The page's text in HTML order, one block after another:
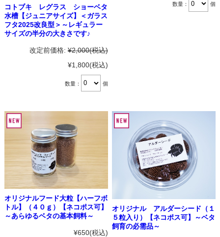
コトブキ レグラス ショーベタ
水槽【ジュニアサイズ】＜ガラス
フタ2025改良型＞～レギュラー
サイズの半分の大きさです♪
改定前価格: ¥2,000(税込)
¥1,800(税込)
数量： 個
数量： 個
オリジナルフード大粒【ハーフボ
トル】（４０ｇ）【ネコポス可】
～あらゆるベタの基本飼料～
¥650(税込)
オリジナル アルダーシード（１
５粒入り）【ネコポス可】～ベタ
飼育の必需品～